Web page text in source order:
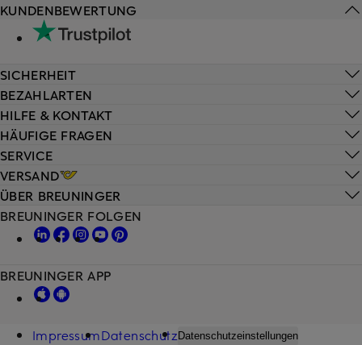
HILFE & KONTAKT
HÄUFIGE FRAGEN
SERVICE
VERSAND
KUNDENBEWERTUNG
SICHERHEIT
BEZAHLARTEN
ÜBER BREUNINGER
BREUNINGER FOLGEN
BREUNINGER APP
ImpressumDatenschutz Datenschutzeinstellungen